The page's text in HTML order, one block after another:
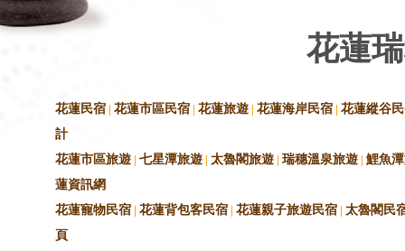
花蓮
花蓮民宿| 花蓮市區民宿| 花蓮旅遊| 花蓮海岸民宿| 花蓮縱谷
計
花蓮市區旅遊| 七星潭旅遊| 太魯閣旅遊| 瑞穗溫泉旅遊| 鯉魚
蓮資訊網
花蓮寵物民宿| 花蓮背包客民宿| 花蓮親子旅遊民宿| 太魯閣民
頁